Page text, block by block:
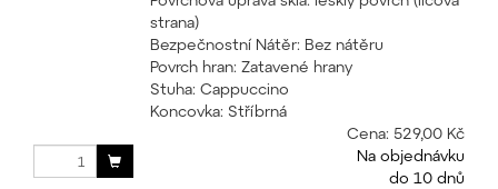
strana)
Bezpečnostní Nátěr: Bez nátěru
Povrch hran: Zatavené hrany
Stuha: Cappuccino
Koncovka: Stříbrná
Cena: 529,00 Kč
Na objednávku
do 10 dnů